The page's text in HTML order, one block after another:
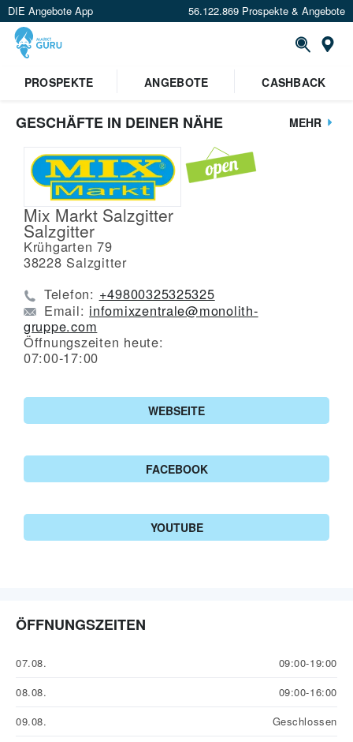
DIE Angebote App 56.122.869 Prospekte & Angebote
PROSPEKTE
ANGEBOTE CASHBACK
GESCHÄFTE IN DEINER NÄHE MEHR
Mix Markt Salzgitter
Salzgitter
Krühgarten 79
38228 Salzgitter
Telefon: +49800325325325
Email: infomixzentrale@monolith-
gruppe.com
Öffnungszeiten heute:
07:00-17:00
WEBSEITE
FACEBOOK
YOUTUBE
ÖFFNUNGSZEITEN
07.08.
09:00-19:00
08.08.
09:00-16:00
09.08.
Geschlossen